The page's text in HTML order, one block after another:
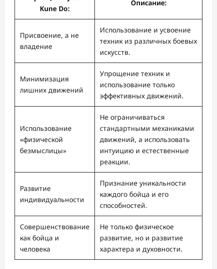
Kune Do:
Описание:
Присвоение, а не
владение
Использование и усвоение
техник из различных боевых
искусств.
Минимизация
лишних движений
Упрощение техник и
использование только
эффективных движений.
Использование
«физической
безмыслицы»
Не ограничиваться
стандартными механиками
движений, а использовать
интуицию и естественные
реакции.
Развитие
индивидуальности
Признание уникальности
каждого бойца и его
способностей.
Совершенствование
как бойца и
человека
Не только физическое
развитие, но и развитие
характера и духовности.